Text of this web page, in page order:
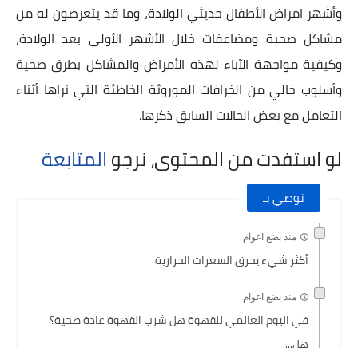
وأشهر امراض الأطفال حديثي الولادة، وما قد يتعرضون له من
مشاكل صحية ومضاعفات خلال الأشهر الأولى بعد الولادة،
وكيفية مواجهة الآباء لهذه الأمراض والمشاكل بطرق صحية
وأسلوب خالي من الخرافات الموروثة الخاطئة التي نراها أثناء
التعامل مع بعض الحالات السابق ذكرها.
لو استفدت من المحتوى، نرجوالمتابعة
نوصي بـ
منذ بضع اعوام
أكثر شيء يحرق السعرات الحرارية
منذ بضع اعوام
في اليوم العالمي للقهوة هل شرب القهوة عادة صحية؟